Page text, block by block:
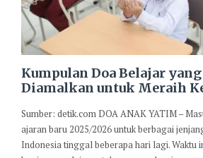
Kumpulan Doa Belajar
Diamalkan untuk Meraih
Sumber: detik.com DOA ANAK YATIM –
ajaran baru 2025/2026 untuk berbagai
Indonesia tinggal beberapa hari lagi. Waktu